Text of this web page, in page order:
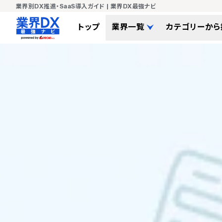
業界別DX推進・SaaS導入ガイド | 業界DX最強ナビ
トップ 業界一覧 カテゴリーか